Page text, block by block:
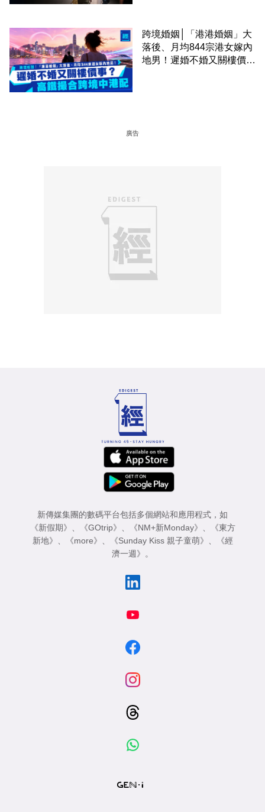
跨境婚姻│「港港婚姻」大
落後、月均844宗港女嫁內
地男！遲婚不婚又關樓價
廣告
新傳媒集團的數碼平台包括多個網站和應用程式，如
《新假期》
《GOtrip》 《NM+新Monday》
《東方
新地》
《more》 《Sunday Kiss 親子童萌》
《經
濟一週》
。